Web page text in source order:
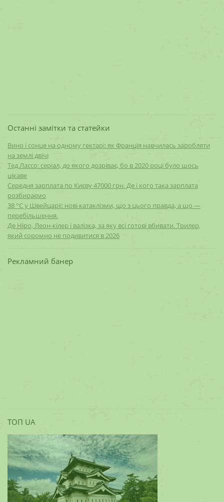
Останні замітки та статейки
Вино і сонце на одному гектарі: як Франція навчилась заробляти
на землі двічі
Тед Лассо: серіал, до якого дозріває, бо в 2020 році було шось
цікаве
Середня зарплата по Києву 47000 грн. Де і кого така зарплата
розбираємо
38 °C у Швейцарії: нові катаклізми, що з цього правда, а що —
перебільшення.
Де Ніро, Леон-кілер і валізка, за яку всі готові вбивати. Трилер,
який соромно не подивитися в 2026
Рекламний банер
ТОП UA